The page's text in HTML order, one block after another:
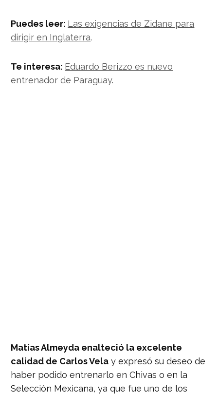
Puedes leer: Las exigencias de Zidane para
dirigir en Inglaterra.
Te interesa: Eduardo Berizzo es nuevo
entrenador de Paraguay.
Matías Almeyda enalteció la excelente
calidad de Carlos Vela y expresó su deseo de
haber podido entrenarlo en Chivas o en la
Selección Mexicana, ya que fue uno de los